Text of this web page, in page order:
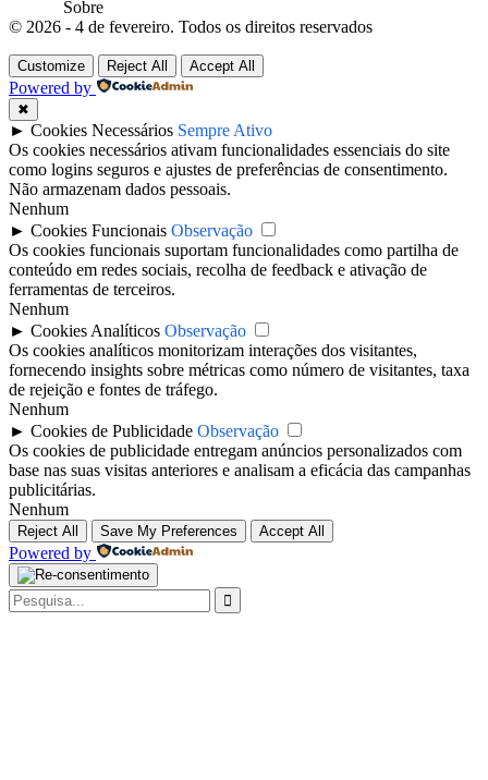
Sobre
© 2026 - 4 de fevereiro. Todos os direitos reservados
Customize Reject All Accept All
Powered by
✖
► Cookies Necessários Sempre Ativo
Os cookies necessários ativam funcionalidades essenciais do site
como logins seguros e ajustes de preferências de consentimento.
Não armazenam dados pessoais.
Nenhum
► Cookies Funcionais Observação
Os cookies funcionais suportam funcionalidades como partilha de
conteúdo em redes sociais, recolha de feedback e ativação de
ferramentas de terceiros.
Nenhum
► Cookies Analíticos Observação
Os cookies analíticos monitorizam interações dos visitantes,
fornecendo insights sobre métricas como número de visitantes, taxa
de rejeição e fontes de tráfego.
Nenhum
► Cookies de Publicidade Observação
Os cookies de publicidade entregam anúncios personalizados com
base nas suas visitas anteriores e analisam a eficácia das campanhas
publicitárias.
Nenhum
Reject All Save My Preferences Accept All
Powered by